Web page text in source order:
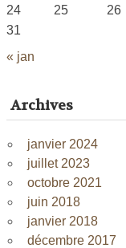
« jan
24
25 26
31
Archives
janvier 2024
juillet 2023
octobre 2021
juin 2018
janvier 2018
décembre 2017